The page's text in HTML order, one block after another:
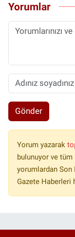
Yorumlar
Gönder
Yorum yazarak
bulunuyor ve
yorumlardan Son
Gazete